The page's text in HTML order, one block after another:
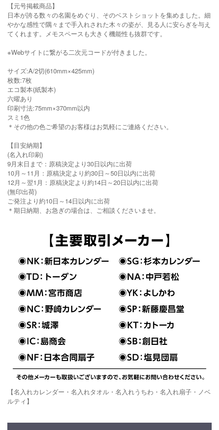
【元号掲載商品】
日本が誇る数々の名園をめぐり、そのベストショットを集めました。細
やかな感性で隅々まで手入れされた木々の姿が、見る人に安らぎを与え
てくれます。メモスペースも大きく機能性も抜群です。
※Webサイトに繋がる二次元コードが付きました。
サイズ:A/2切(610mm×425mm)
枚数:7枚
エコ製本(紙製本)
六曜あり
印刷寸法:75mm×370mm以内
スミ1色
＊その他の色ご希望のお客様はお気軽にご連絡ください。
【目安納期】
(名入れ印刷)
9月末日まで：原稿決定より30日以内に出荷
10月～11月：原稿決定より約30日～50日以内に出荷
12月～翌1月：原稿決定より約14日～20日以内に出荷
(無印出荷)
ご発注より約10日～14日以内に出荷
＊期日納期、お急ぎの場合は、ご相談くださいませ。
【名入れカレンダー・名入れタオル・名入れうちわ・名入れ扇子・ノベ
ルティ】